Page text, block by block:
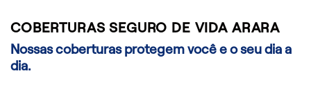
COBERTURAS SEGURO DE VIDA ARARA
Nossas coberturas protegem você e o seu dia a
dia.